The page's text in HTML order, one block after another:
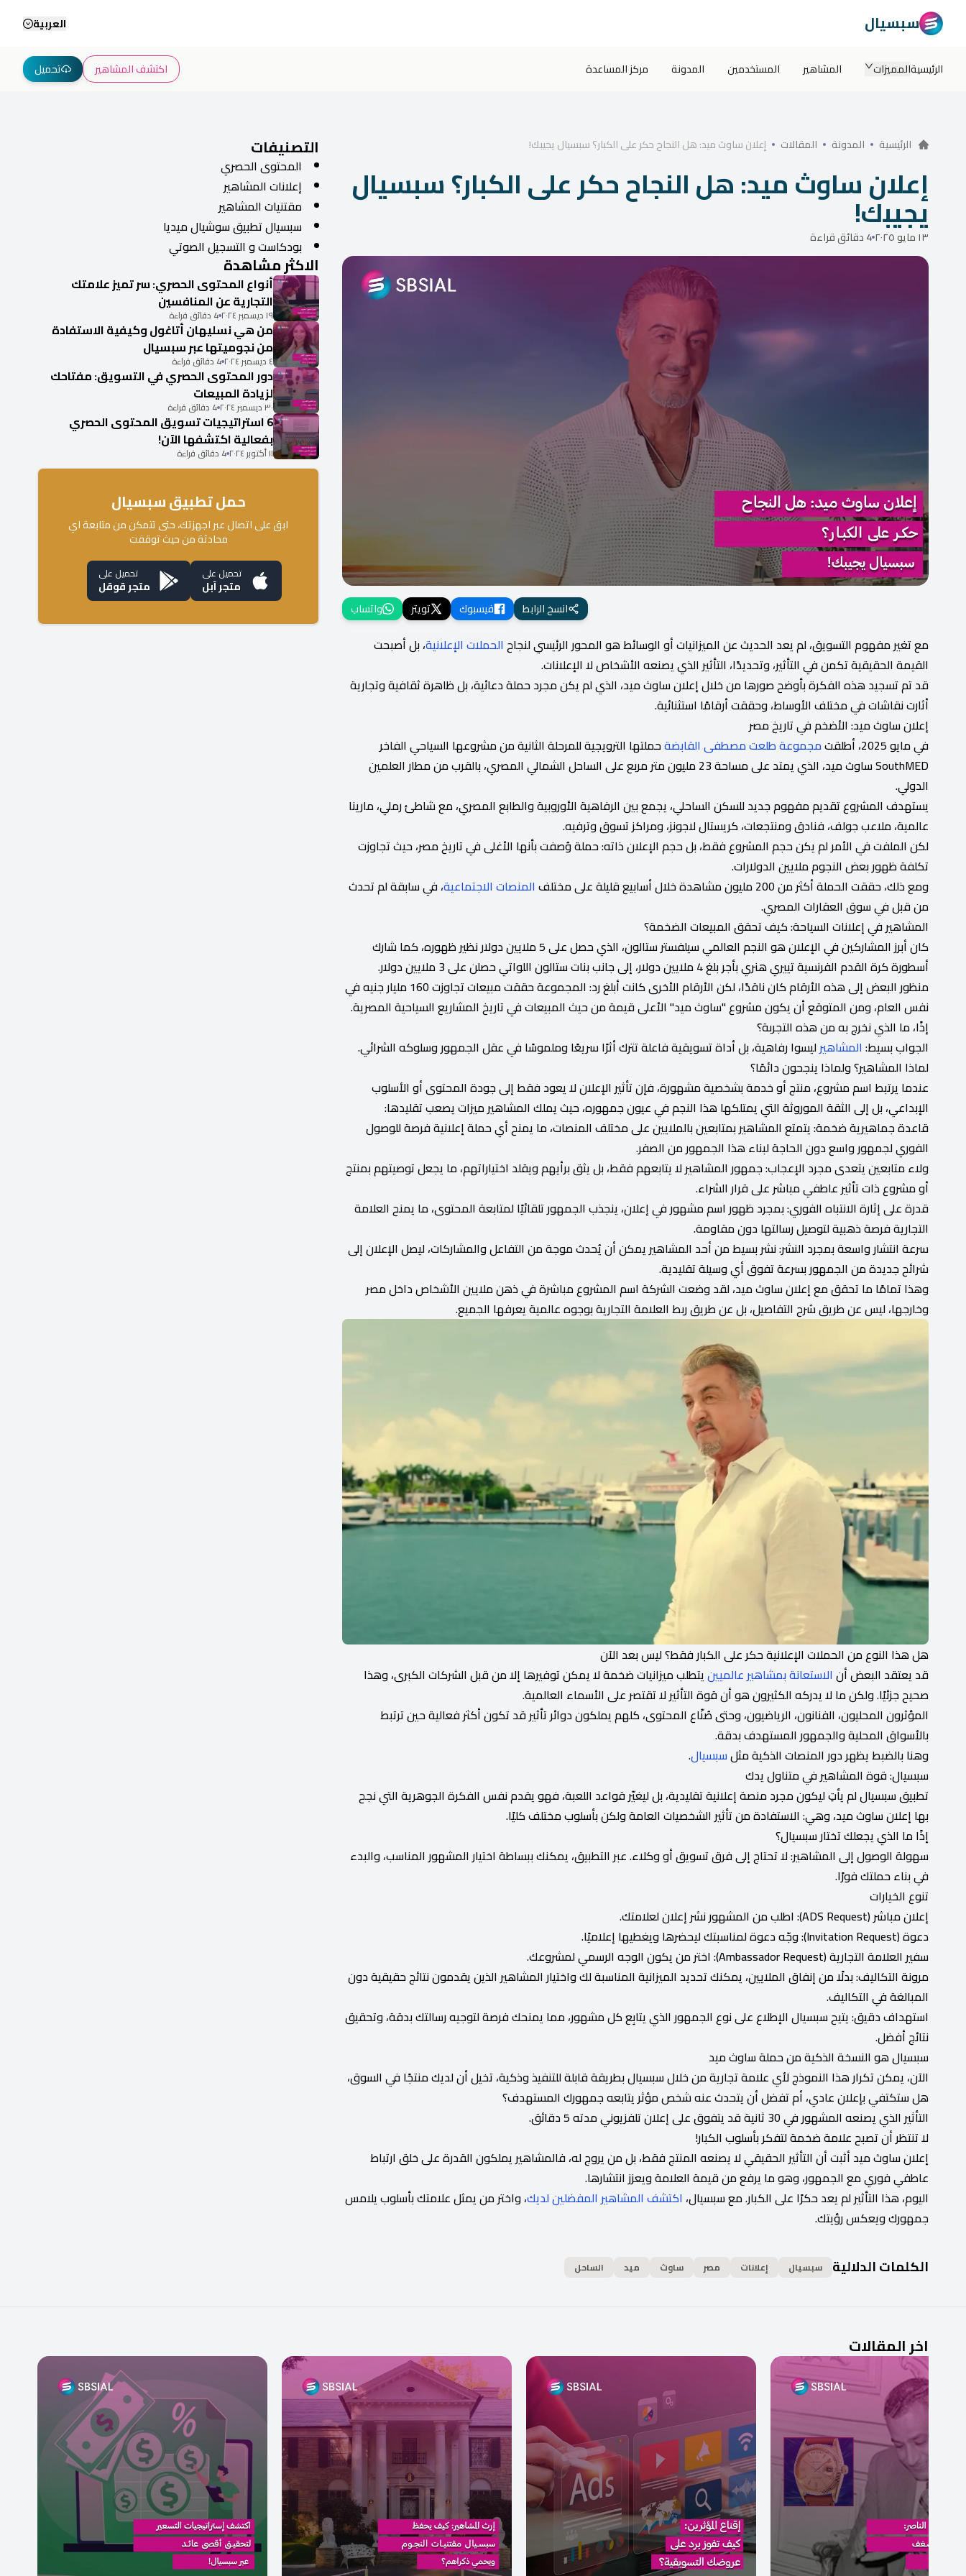
سبسيال العربية
الرئيسيةالمميزات المشاهير المستخدمين المدونة مركز المساعدة اكتشف المشاهير تحميل
الرئيسية المدونة المقالات إعلان ساوث ميد: هل النجاح حكر على الكبار؟ سبسيال يجيبك!
إعلان ساوث ميد: هل النجاح حكر على الكبار؟ سبسيال
يجيبك!
١٣ مايو ٢٠٢٥ 4 دقائق قراءة
انسخ الرابط فيسبوك تويتر واتساب
مع تغير مفهوم التسويق، لم يعد الحديث عن الميزانيات أو الوسائط هو المحور الرئيسي لنجاح الحملات الإعلانية، بل أصبحت
القيمة الحقيقية تكمن في التأثير، وتحديدًا، التأثير الذي يصنعه الأشخاص لا الإعلانات.
قد تم تسجيد هذه الفكرة بأوضح صورها من خلال إعلان ساوث ميد، الذي لم يكن مجرد حملة دعائية، بل ظاهرة ثقافية وتجارية
أثارت نقاشات في مختلف الأوساط، وحققت أرقامًا استثنائية.
إعلان ساوث ميد: الأضخم في تاريخ مصر
في مايو 2025، أطلقت
مجموعة طلعت مصطفى القابضةحملتها الترويجية للمرحلة الثانية من مشروعها السياحي الفاخر
SouthMED ساوث ميد، الذي يمتد على مساحة 23 مليون متر مربع على الساحل الشمالي المصري، بالقرب من مطار العلمين
الدولي.
يستهدف المشروع تقديم مفهوم جديد للسكن الساحلي، يجمع بين الرفاهية الأوروبية والطابع المصري، مع شاطئ رملي، مارينا
عالمية، ملاعب جولف، فنادق ومنتجعات، كريستال لاجونز، ومراكز تسوق وترفيه.
لكن الملفت في الأمر لم يكن حجم المشروع فقط، بل حجم الإعلان ذاته: حملة وُصفت بأنها الأغلى في تاريخ مصر، حيث تجاوزت
تكلفة ظهور بعض النجوم ملايين الدولارات.
ومع ذلك، حققت الحملة أكثر من 200 مليون مشاهدة خلال أسابيع قليلة على مختلف
المنصات الاجتماعية، في سابقة لم تحدث
من قبل في سوق العقارات المصري.
المشاهير في إعلانات السياحة: كيف تحقق المبيعات الضخمة؟
كان أبرز المشاركين في الإعلان هو النجم العالمي سيلفستر ستالون، الذي حصل على 5 ملايين دولار نظير ظهوره، كما شارك
أسطورة كرة القدم الفرنسية تييري هنري بأجر بلغ 4 ملايين دولار، إلى جانب بنات ستالون اللواتي حصلن على 3 ملايين دولار.
منظور البعض إلى هذه الأرقام كان ناقدًا، لكن الأرقام الأخرى كانت أبلغ رد: المجموعة حققت مبيعات تجاوزت 160 مليار جنيه في
نفس العام، ومن المتوقع أن يكون مشروع "ساوث ميد" الأعلى قيمة من حيث المبيعات في تاريخ المشاريع السياحية المصرية.
إذًا، ما الذي نخرج به من هذه التجربة؟
الجواب بسيط: المشاهيرليسوا رفاهية، بل أداة تسويقية فاعلة تترك أثرًا سريعًا وملموسًا في عقل الجمهور وسلوكه الشرائي.
لماذا المشاهير؟ ولماذا ينجحون دائمًا؟
عندما يرتبط اسم مشروع، منتج أو خدمة بشخصية مشهورة، فإن تأثير الإعلان لا يعود فقط إلى جودة المحتوى أو الأسلوب
الإبداعي، بل إلى الثقة الموروثة التي يمتلكها هذا النجم في عيون جمهوره، حيث يملك المشاهير ميزات يصعب تقليدها:
قاعدة جماهيرية ضخمة: يتمتع المشاهير بمتابعين بالملايين على مختلف المنصات، ما يمنح أي حملة إعلانية فرصة للوصول
الفوري لجمهور واسع دون الحاجة لبناء هذا الجمهور من الصفر.
ولاء متابعين يتعدى مجرد الإعجاب: جمهور المشاهير لا يتابعهم فقط، بل يثق برأيهم ويقلد اختياراتهم، ما يجعل توصيتهم بمنتج
أو مشروع ذات تأثير عاطفي مباشر على قرار الشراء.
قدرة على إثارة الانتباه الفوري: بمجرد ظهور اسم مشهور في إعلان، ينجذب الجمهور تلقائيًا لمتابعة المحتوى، ما يمنح العلامة
التجارية فرصة ذهبية لتوصيل رسالتها دون مقاومة.
سرعة انتشار واسعة بمجرد النشر: نشر بسيط من أحد المشاهير يمكن أن يُحدث موجة من التفاعل والمشاركات، ليصل الإعلان إلى
شرائح جديدة من الجمهور بسرعة تفوق أي وسيلة تقليدية.
وهذا تمامًا ما تحقق مع إعلان ساوث ميد، لقد وضعت الشركة اسم المشروع مباشرة في ذهن ملايين الأشخاص داخل مصر
وخارجها، ليس عن طريق شرح التفاصيل، بل عن طريق ربط العلامة التجارية بوجوه عالمية يعرفها الجميع.
هل هذا النوع من الحملات الإعلانية حكر على الكبار فقط؟ ليس بعد الآن
قد يعتقد البعض أن الاستعانة بمشاهير عالميينيتطلب ميزانيات ضخمة لا يمكن توفيرها إلا من قبل الشركات الكبرى، وهذا
صحيح جزئيًا. ولكن ما لا يدركه الكثيرون هو أن قوة التأثير لا تقتصر على الأسماء العالمية.
المؤثرون المحليون، الفنانون، الرياضيون، وحتى صُنّاع المحتوى، كلهم يملكون دوائر تأثير قد تكون أكثر فعالية حين ترتبط
بالأسواق المحلية والجمهور المستهدف بدقة.
وهنا بالضبط يظهر دور المنصات الذكية مثلسبسيال.
سبسيال: قوة المشاهير في متناول يدك
تطبيق سبسيال لم يأتِ ليكون مجرد منصة إعلانية تقليدية، بل ليغيّر قواعد اللعبة، فهو يقدم نفس الفكرة الجوهرية التي نجح
بها إعلان ساوث ميد، وهي: الاستفادة من تأثير الشخصيات العامة ولكن بأسلوب مختلف كليًا.
إذًا ما الذي يجعلك تختار سبسيال؟
سهولة الوصول إلى المشاهير: لا تحتاج إلى فرق تسويق أو وكلاء. عبر التطبيق، يمكنك ببساطة اختيار المشهور المناسب، والبدء
في بناء حملتك فورًا.
تنوع الخيارات
إعلان مباشر (ADS Request): اطلب من المشهور نشر إعلان لعلامتك.
دعوة (Invitation Request): وجّه دعوة لمناسبتك ليحضرها ويغطيها إعلاميًا.
سفير العلامة التجارية (Ambassador Request): اختر من يكون الوجه الرسمي لمشروعك.
مرونة التكاليف: بدلًا من إنفاق الملايين، يمكنك تحديد الميزانية المناسبة لك واختيار المشاهير الذين يقدمون نتائج حقيقية دون
المبالغة في التكاليف.
استهداف دقيق: يتيح سبسيال الإطلاع على نوع الجمهور الذي يتابِع كل مشهور، مما يمنحك فرصة لتوجيه رسالتك بدقة، وتحقيق
نتائج أفضل.
سبسيال هو النسخة الذكية من حملة ساوث ميد
الآن، يمكن تكرار هذا النموذج لأي علامة تجارية من خلال سبسيال بطريقة قابلة للتنفيذ وذكية، تخيل أن لديك منتجًا في السوق،
هل ستكتفي بإعلان عادي، أم تفضل أن يتحدث عنه شخص مؤثر يتابعه جمهورك المستهدف؟
التأثير الذي يصنعه المشهور في 30 ثانية قد يتفوق على إعلان تلفزيوني مدته 5 دقائق.
لا تنتظر أن تصبح علامة ضخمة لتفكر بأسلوب الكبار!
إعلان ساوث ميد أثبت أن التأثير الحقيقي لا يصنعه المنتج فقط، بل من يروج له، فالمشاهير يملكون القدرة على خلق ارتباط
عاطفي فوري مع الجمهور، وهو ما يرفع من قيمة العلامة ويعزز انتشارها.
اليوم، هذا التأثير لم يعد حكرًا على الكبار. مع سبسيال، اكتشف المشاهير المفضلين لديك، واختر من يمثل علامتك بأسلوب يلامس
جمهورك ويعكس رؤيتك.
الكلمات الدلالية سبسيال إعلانات مصر ساوث ميد الساحل
التصنيفات
المحتوى الحصري
إعلانات المشاهير
مقتنيات المشاهير
سبسيال تطبيق سوشيال ميديا
بودكاست و التسجيل الصوتي
الاكثر مشاهدة
أنواع المحتوى الحصري: سر تميز علامتك
التجارية عن المنافسين
١٩ ديسمبر ٢٠٢٤ 4 دقائق قراءة
من هي نسليهان أتاغول وكيفية الاستفادة
من نجوميتها عبر سبسيال
٤ ديسمبر ٢٠٢٤ 4 دقائق قراءة
دور المحتوى الحصري في التسويق: مفتاحك
لزيادة المبيعات
٣٠ ديسمبر ٢٠٢٤ 4 دقائق قراءة
6 استراتيجيات تسويق المحتوى الحصري
بفعالية اكتشفها الآن!
١١ أكتوبر ٢٠٢٤ 4 دقائق قراءة
حمل تطبيق سبسيال
ابق على اتصال عبر اجهزتك، حتى تتمكن من متابعة اي
محادثة من حيث توقفت
تحميل على
متجر آبل
تحميل على
متجر قوقل
اخر المقالات